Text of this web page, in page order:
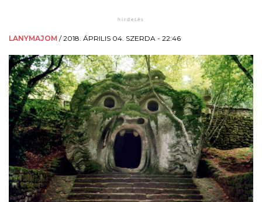
LANYMAJOM /2018. ÁPRILIS 04. SZERDA - 22:46